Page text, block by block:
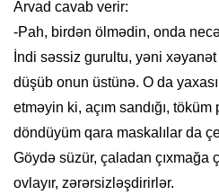
Arvad cavab verir:
-Pah, birdən ölmədin, onda
İndi səssiz gurultu, yəni xəyanət
düşüb onun üstünə. O da
etməyin ki, açım sandığı, töküm
döndüyüm qara maskalılar da
Göydə süzür, çaladan çıxmağa
ovlayır, zərərsizləşdirirlər.